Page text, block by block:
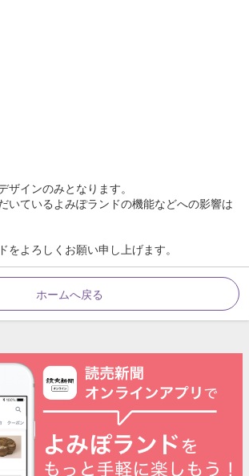
ザインのみとなります。
いているよみぽランドの機能などへの影響は
をよろしくお願い申し上げます。
ホームへ戻る